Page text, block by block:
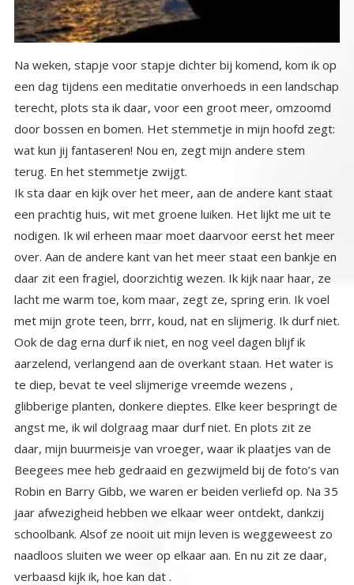
Na weken, stapje voor stapje dichter bij komend, kom ik op
een dag tijdens een meditatie onverhoeds in een landschap
terecht, plots sta ik daar, voor een groot meer, omzoomd
door bossen en bomen. Het stemmetje in mijn hoofd zegt:
wat kun jij fantaseren! Nou en, zegt mijn andere stem
terug. En het stemmetje zwijgt.
Ik sta daar en kijk over het meer, aan de andere kant staat
een prachtig huis, wit met groene luiken. Het lijkt me uit te
nodigen. Ik wil erheen maar moet daarvoor eerst het meer
over. Aan de andere kant van het meer staat een bankje en
daar zit een fragiel, doorzichtig wezen. Ik kijk naar haar, ze
lacht me warm toe, kom maar, zegt ze, spring erin. Ik voel
met mijn grote teen, brrr, koud, nat en slijmerig. Ik durf niet.
Ook de dag erna durf ik niet, en nog veel dagen blijf ik
aarzelend, verlangend aan de overkant staan. Het water is
te diep, bevat te veel slijmerige vreemde wezens ,
glibberige planten, donkere dieptes. Elke keer bespringt de
angst me, ik wil dolgraag maar durf niet. En plots zit ze
daar, mijn buurmeisje van vroeger, waar ik plaatjes van de
Beegees mee heb gedraaid en gezwijmeld bij de foto’s van
Robin en Barry Gibb, we waren er beiden verliefd op. Na 35
jaar afwezigheid hebben we elkaar weer ontdekt, dankzij
schoolbank. Alsof ze nooit uit mijn leven is weggeweest zo
naadloos sluiten we weer op elkaar aan. En nu zit ze daar,
verbaasd kijk ik, hoe kan dat .